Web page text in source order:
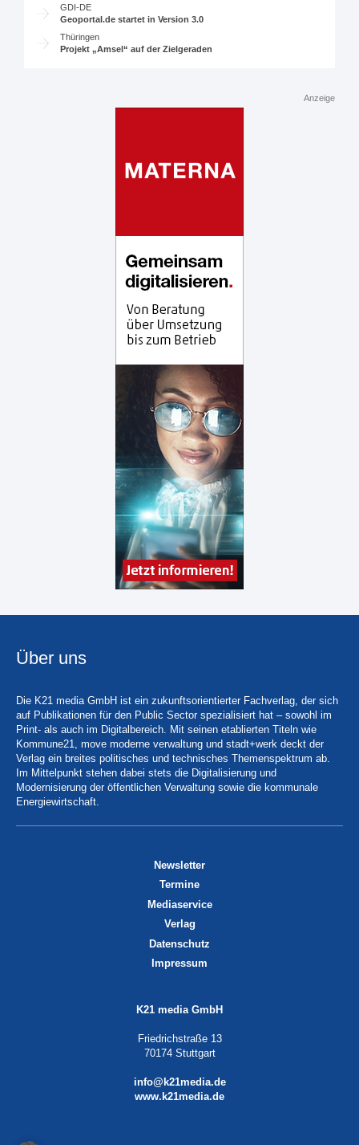
GDI-DE
Geoportal.de startet in Version 3.0
Thüringen
Projekt „Amsel“ auf der Zielgeraden
Anzeige
Über uns
Die K21 media GmbH ist ein zukunftsorientierter Fachverlag, der sich
auf Publikationen für den Public Sector spezialisiert hat – sowohl im
Print- als auch im Digitalbereich. Mit seinen etablierten Titeln wie
Kommune21, move moderne verwaltung und stadt+werk deckt der
Verlag ein breites politisches und technisches Themenspektrum ab.
Im Mittelpunkt stehen dabei stets die Digitalisierung und
Modernisierung der öffentlichen Verwaltung sowie die kommunale
Energiewirtschaft.
Newsletter
Termine
Mediaservice
Verlag
Datenschutz
Impressum
K21 media GmbH
Friedrichstraße 13
70174 Stuttgart
info@k21media.de
www.k21media.de